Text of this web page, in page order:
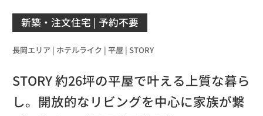
新築・注文住宅 | 予約不要
長岡エリア | ホテルライク | 平屋 | STORY
STORY 約26坪の平屋で叶える上質な暮ら
し。開放的なリビングを中心に家族が繋